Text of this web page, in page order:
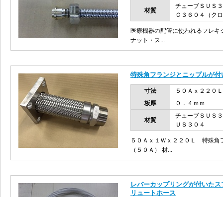
材質
チューブＳＵＳ
Ｃ３６０４（ク
医療機器の配管に使われるフレ
ナット・ス...
特殊角フランジとニップルが
寸法
５０Ａｘ２２０Ｌ
板厚
０．４ｍｍ
材質
チューブＳＵＳ
ＵＳ３０４
５０Ａｘ１Ｗｘ２２０Ｌ 特殊角
（５０Ａ） 材...
レバーカップリングが付いた
リュートホース